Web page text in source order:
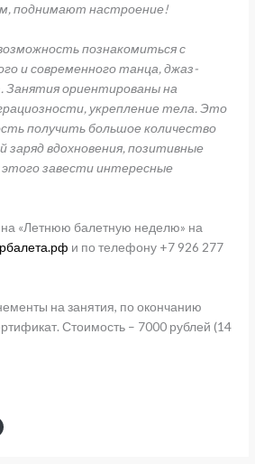
поднимают настроение!
познакомиться с
и современного танца, джаз-
Занятия ориентированы на
укрепление тела. Это
получить большое количество
заряд вдохновения, позитивные
завести интересные
на «Летнюю балетную неделю» на
и по телефону +7 926 277
на занятия, по окончанию
Стоимость – 7000 рублей (14